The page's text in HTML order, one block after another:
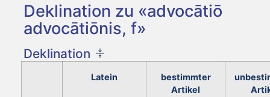
Deklination zu «advocātiō
advocātiōnis, f»
Deklination
Latein
bestimmter
Artikel